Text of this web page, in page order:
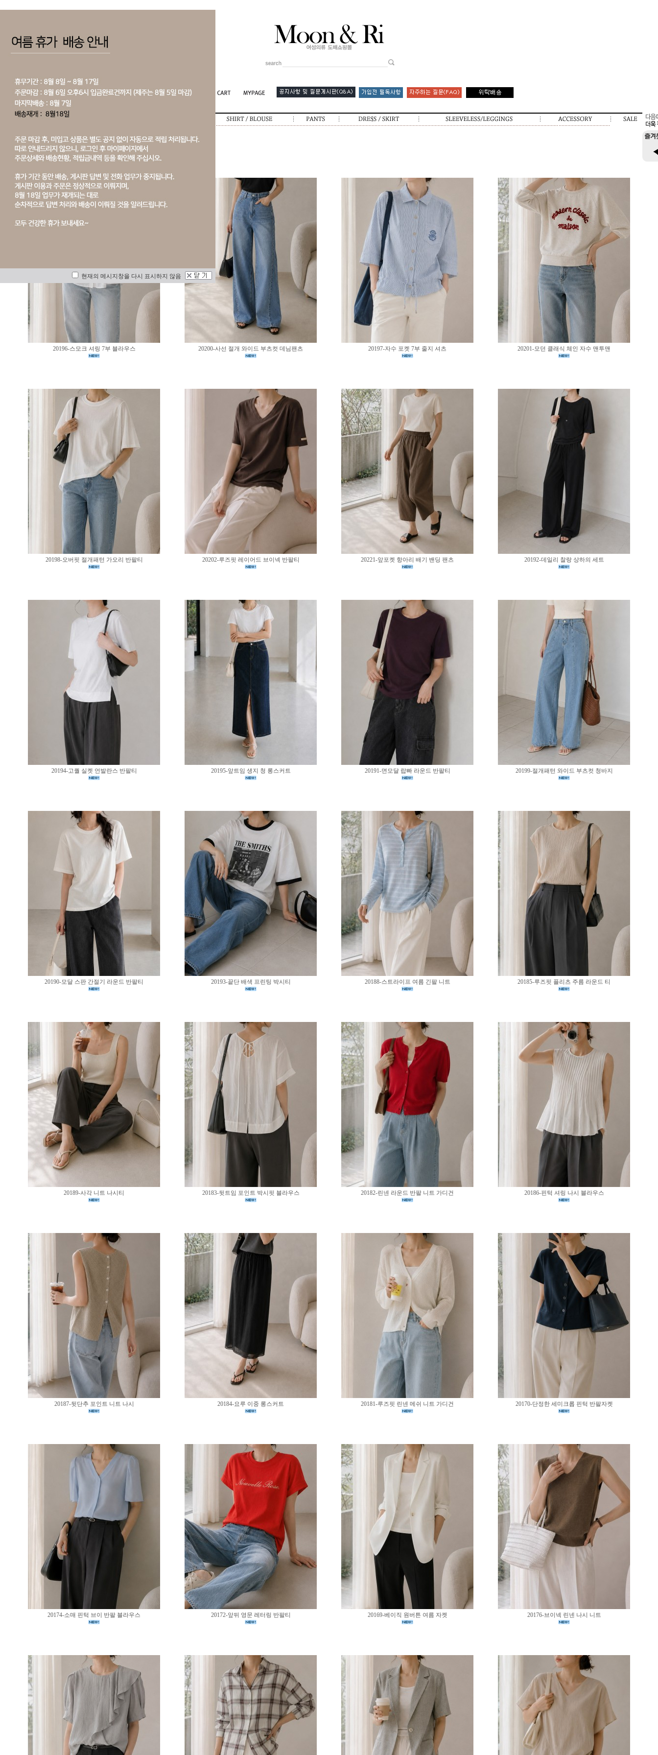
20196-스모크 셔링 7부 블라우스 20200-사선 절개 와이드 부츠컷 데님팬츠 20197-자수 포켓 7부 줄지 셔츠 20201-모던 클래식 체인 자수 맨투맨
20198-오버핏 절개패턴 가오리 반팔티 20202-루즈핏 레이어드 브이넥 반팔티 20221-앞포켓 항아리 배기 밴딩 팬츠 20192-데일리 찰랑 상하의 세트
20194-고퀄 실켓 언발란스 반팔티 20195-앞트임 생지 청 롱스커트 20191-면모달 랍빠 라운드 반팔티 20199-절개패턴 와이드 부츠컷 청바지
20190-모달 스판 간절기 라운드 반팔티 20193-끝단 배색 프린팅 박시티 20188-스트라이프 여름 긴팔 니트 20185-루즈핏 플리츠 주름 라운드 티
20189-사각 니트 나시티 20183-뒷트임 포인트 박시핏 블라우스 20182-린넨 라운드 반팔 니트 가디건 20186-핀턱 셔링 나시 블라우스
20187-뒷단추 포인트 니트 나시 20184-요루 이중 롱스커트 20181-루즈핏 린넨 메쉬 니트 가디건 20170-단정한 세미크롭 핀턱 반팔자켓
20174-소매 핀턱 브이 반팔 블라우스 20172-앞뒤 영문 레터링 반팔티 20169-베이직 원버튼 여름 자켓 20176-브이넥 린넨 나시 니트
현재의 메시지창을 다시 표시하지 않음